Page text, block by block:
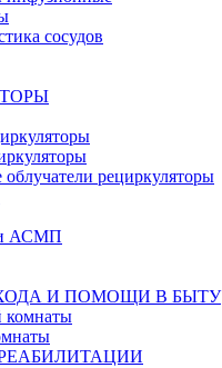
сосудов
рециркуляторы
АСМП
И ПОМОЩИ В БЫТУ
комнаты